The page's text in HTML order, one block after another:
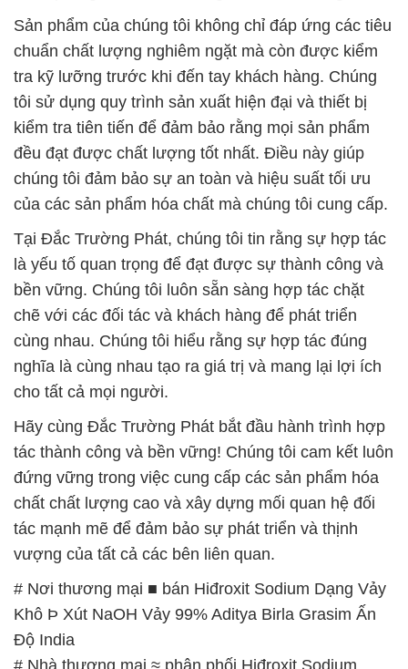
kiểm tra tiên tiến để đảm bảo rằng mọi sản phẩm
đều đạt được chất lượng tốt nhất. Điều này giúp
chúng tôi đảm bảo sự an toàn và hiệu suất tối ưu
của các sản phẩm hóa chất mà chúng tôi cung cấp.
Tại Đắc Trường Phát, chúng tôi tin rằng sự hợp tác
là yếu tố quan trọng để đạt được sự thành công và
bền vững. Chúng tôi luôn sẵn sàng hợp tác chặt
chẽ với các đối tác và khách hàng để phát triển
cùng nhau. Chúng tôi hiểu rằng sự hợp tác đúng
nghĩa là cùng nhau tạo ra giá trị và mang lại lợi ích
cho tất cả mọi người.
Hãy cùng Đắc Trường Phát bắt đầu hành trình hợp
tác thành công và bền vững! Chúng tôi cam kết luôn
đứng vững trong việc cung cấp các sản phẩm hóa
chất chất lượng cao và xây dựng mối quan hệ đối
tác mạnh mẽ để đảm bảo sự phát triển và thịnh
vượng của tất cả các bên liên quan.
# Nơi thương mại ■ bán Hiđroxit Sodium Dạng Vảy
Khô Þ Xút NaOH Vảy 99% Aditya Birla Grasim Ấn
Độ India
# Nhà thương mại ≈ phân phối Hiđroxit Sodium
Dạng Vảy Khô Þ Xút NaOH Vảy 99% Aditya Birla
Grasim Ấn Độ India
# Đơn vị cung cấp µ bán Hiđroxit Sodium Dạng Vảy
Khô Þ Xút NaOH Vảy 99% Aditya Birla Grasim Ấn